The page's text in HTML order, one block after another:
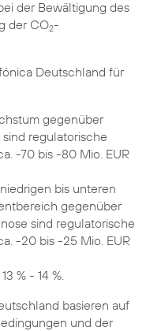
der Bewältigung des
der CO2-
Deutschland für
gegenüber
sind regulatorische
-70 bis -80 Mio. EUR
bis unteren
gegenüber
sind regulatorische
-20 bis -25 Mio. EUR
% - 14 %.
basieren auf
und der